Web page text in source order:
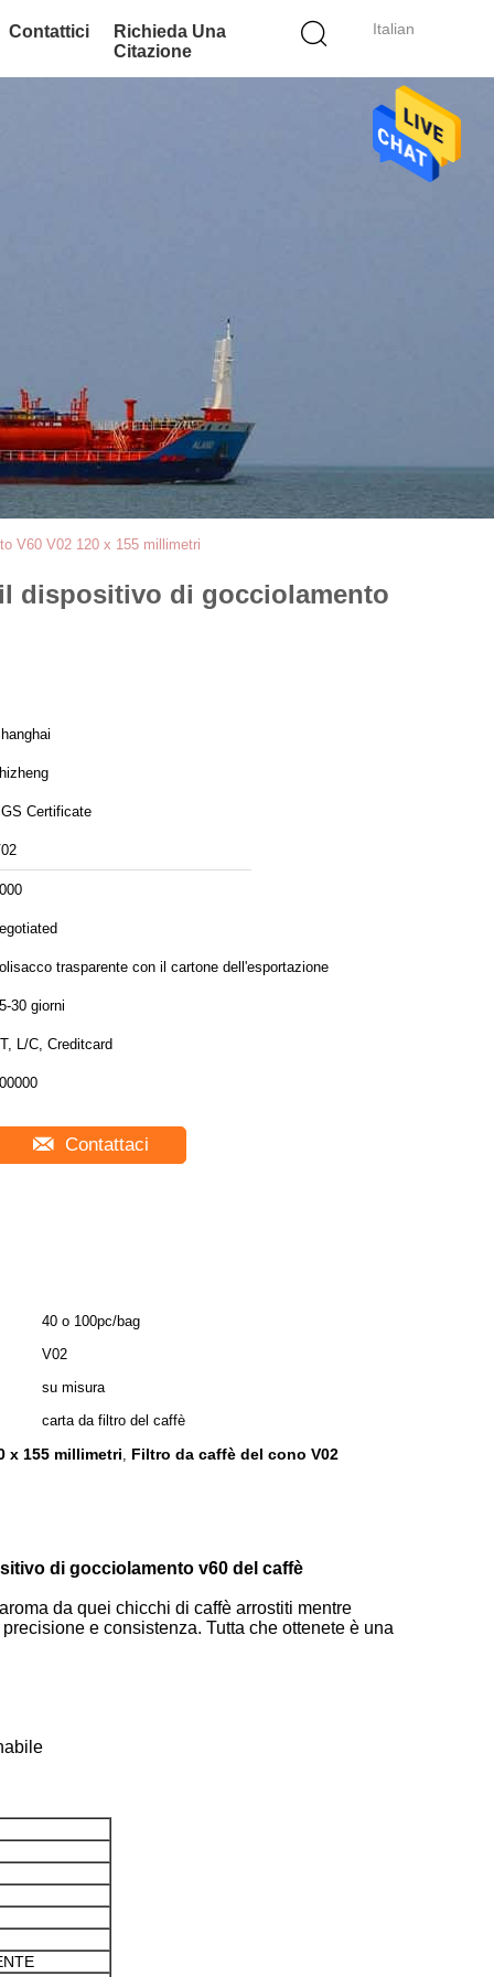
Italian
Contattici
Richieda Una
Citazione
V60 V02 120 x 155 millimetri
dispositivo di gocciolamento
Certificate
trasparente con il cartone dell'esportazione
30 giorni
L/C, Creditcard
Contattaci
40 o 100pc/bag
V02
su misura
carta da filtro del caffè
x 155 millimetri, Filtro da caffè del cono V02
di gocciolamento v60 del caffè
da quei chicchi di caffè arrostiti mentre
e consistenza. Tutta che ottenete è una